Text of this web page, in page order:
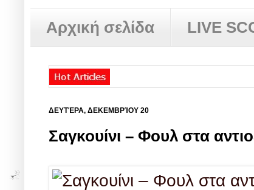
Αρχική σελίδα LIVE
ΔΕΥΤΈΡΑ, ΔΕΚΕΜΒΡΊΟΥ 20
Σαγκουίνι – Φουλ στα